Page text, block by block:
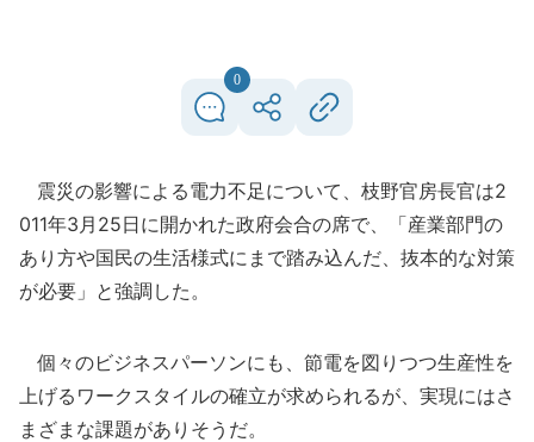
0
震災の影響による電力不足について、枝野官房長官は2
011年3月25日に開かれた政府会合の席で、「産業部門の
あり方や国民の生活様式にまで踏み込んだ、抜本的な対策
が必要」と強調した。
個々のビジネスパーソンにも、節電を図りつつ生産性を
上げるワークスタイルの確立が求められるが、実現にはさ
まざまな課題がありそうだ。